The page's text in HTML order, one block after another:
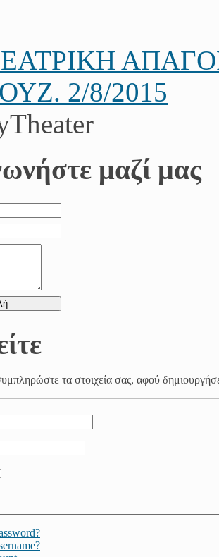
2/8/2015
μαζί μας
τα στοιχεία σας, αφού